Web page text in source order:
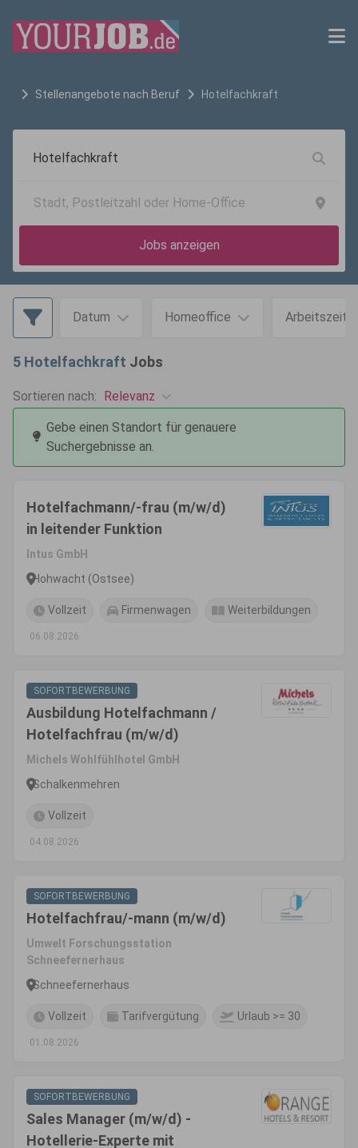
Stellenangebote nach Beruf Hotelfachkraft
Jobs anzeigen
Datum Homeoffice Arbeitszeit
5 Hotelfachkraft Jobs
Sortieren nach: Relevanz
Gebe einen Standort für genauere
Suchergebnisse an.
Hotelfachmann/-frau (m/w/d)
in leitender Funktion
Intus GmbH
Hohwacht (Ostsee)
Vollzeit Firmenwagen Weiterbildungen
06.08.2026
SOFORTBEWERBUNG
Ausbildung Hotelfachmann /
Hotelfachfrau (m/w/d)
Michels Wohlfühlhotel GmbH
Schalkenmehren
Vollzeit
04.08.2026
SOFORTBEWERBUNG
Hotelfachfrau/-mann (m/w/d)
Umwelt Forschungsstation
Schneefernerhaus
Schneefernerhaus
Vollzeit Tarifvergütung Urlaub >= 30
01.08.2026
SOFORTBEWERBUNG
Sales Manager (m/w/d) -
Hotellerie-Experte mit